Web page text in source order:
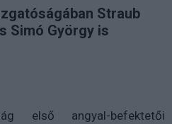
Straub
Simó György is
első angyal-befektetői